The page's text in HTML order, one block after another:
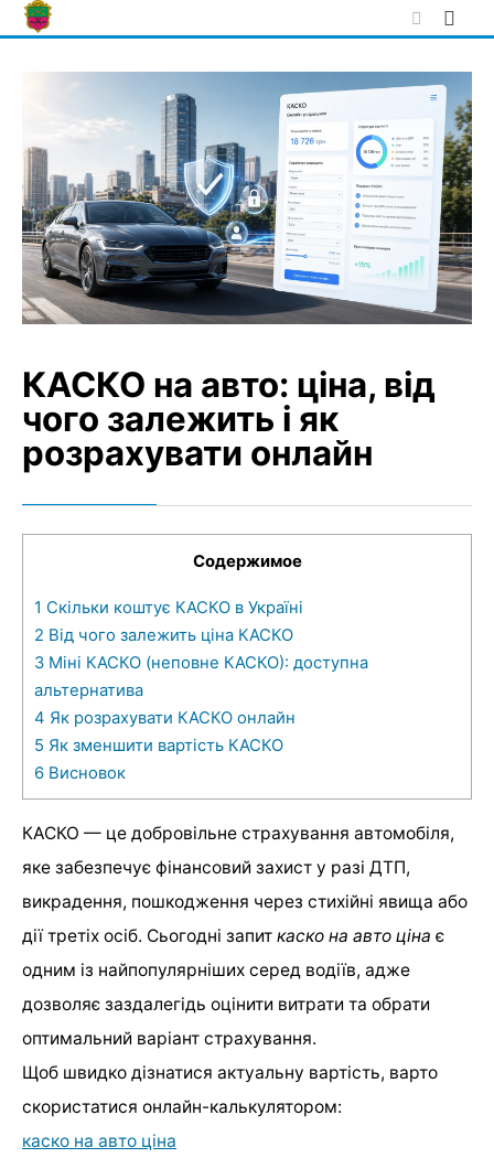
Skip
to
КАСКО на авто: ціна, від
чого залежить і як
розрахувати онлайн
Содержимое
1 Скільки коштує КАСКО в Україні
2 Від чого залежить ціна КАСКО
3 Міні КАСКО (неповне КАСКО): доступна
альтернатива
4 Як розрахувати КАСКО онлайн
5 Як зменшити вартість КАСКО
6 Висновок
КАСКО — це добровільне страхування автомобіля,
яке забезпечує фінансовий захист у разі ДТП,
викрадення, пошкодження через стихійні явища або
дії третіх осіб. Сьогодні запит каско на авто ціна є
одним із найпопулярніших серед водіїв, адже
дозволяє заздалегідь оцінити витрати та обрати
оптимальний варіант страхування.
Щоб швидко дізнатися актуальну вартість, варто
скористатися онлайн-калькулятором:
каско на авто ціна